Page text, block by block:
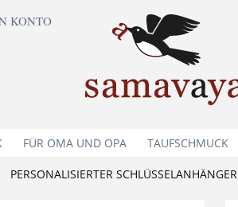
KONTO
FÜR OMA UND OPA TAUFSCHMUCK
PERSONALISIERTER SCHLÜSSELANHÄNGER